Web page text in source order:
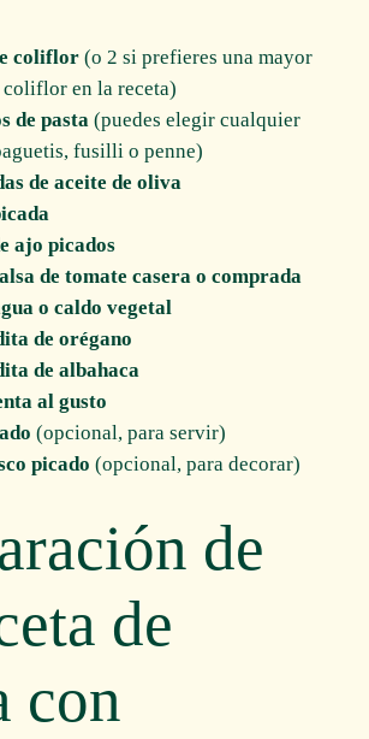
coliflor (o 2 si prefieres una mayor
en la receta)
de pasta (puedes elegir cualquier
fusilli o penne)
de aceite de oliva
ajo picados
de tomate casera o comprada
o caldo vegetal
de orégano
de albahaca
al gusto
(opcional, para servir)
picado (opcional, para decorar)
de
de
con